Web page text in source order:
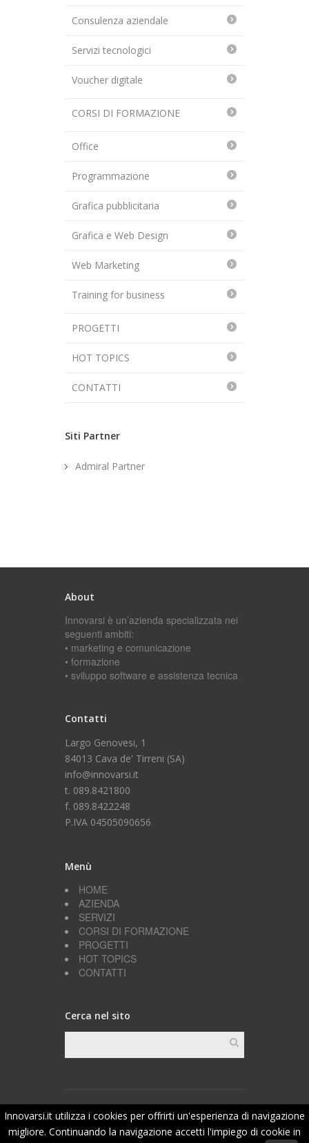
Consulenza aziendale
Servizi tecnologici
Voucher digitale
CORSI DI FORMAZIONE
Office
Programmazione
Grafica pubblicitaria
Grafica e Web Design
Web Marketing
Training for business
PROGETTI
HOT TOPICS
CONTATTI
Siti Partner
Admiral Partner
About
Innovarsi è un’azienda specializzata nei
seguenti ambiti:
• marketing e comunicazione
• formazione
• sviluppo software e assistenza tecnica
Contatti
Largo Genovesi, 1
84013 Cava de' Tirreni (SA)
info@innovarsi.it
t. 089.8421800
f. 089.8422248
P.IVA 04505090656
Menù
HOME
AZIENDA
SERVIZI
CORSI DI FORMAZIONE
PROGETTI
HOT TOPICS
CONTATTI
Cerca nel sito
Project management: Innovarsi||Web Development:
Scf Group Srl
Innovarsi.it utilizza i cookies per offrirti un'esperienza di navigazione
migliore. Continuando la navigazione accetti l'impiego di cookie in